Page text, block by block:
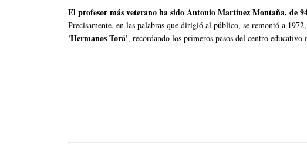
El profesor más veterano ha sido Antonio Martínez Montaña, de
Precisamente, en las palabras que dirigió al público, se remontó a
'Hermanos Torá', recordando los primeros pasos del centro educativo